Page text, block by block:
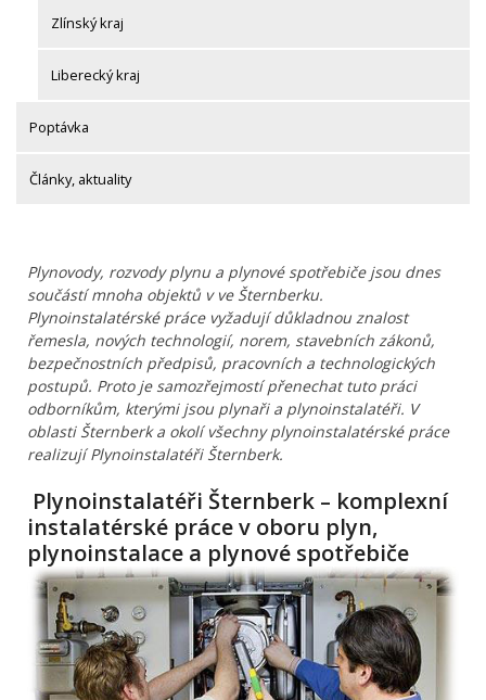
Zlínský kraj
Liberecký kraj
Poptávka
Články, aktuality
Plynovody, rozvody plynu a plynové spotřebiče jsou dnes
součástí mnoha objektů v ve Šternberku.
Plynoinstalatérské práce vyžadují důkladnou znalost
řemesla, nových technologií, norem, stavebních zákonů,
bezpečnostních předpisů, pracovních a technologických
postupů. Proto je samozřejmostí přenechat tuto práci
odborníkům, kterými jsou plynaři a plynoinstalatéři. V
oblasti Šternberk a okolí všechny plynoinstalatérské práce
realizují Plynoinstalatéři Šternberk.
Plynoinstalatéři Šternberk – komplexní
instalatérské práce v oboru plyn,
plynoinstalace a plynové spotřebiče